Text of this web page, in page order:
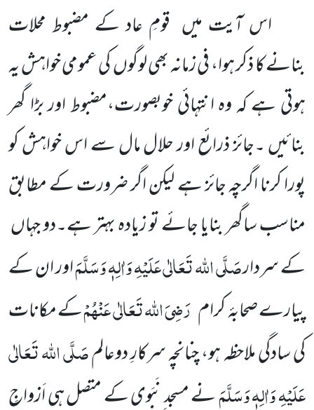
اس آیت میں قومِ عاد کے مضبوط محلات
بنانے کا ذکر ہوا، فی زمانہ بھی لوگوں کی عمومی خواہش یہ
ہوتی ہے کہ وہ انتہائی خوبصورت،مضبوط اور بڑا گھر
بنائیں ۔جائز ذرائع اور حلال مال سے اس خواہش کو
پورا کرنا اگرچہ جائز ہے لیکن اگر ضرورت کے مطابق
مناسب ساگھر بنایا جائے تو زیادہ بہتر ہے۔دو جہاں
کے سردارصَلَّی اللہ تَعَالٰی عَلَیْہِ وَاٰلِہٖ وَسَلَّمَاور ان کے
پیارے صحابۂکرام رَضِیَ اللہ تَعَالٰی عَنْہُمْکے مکانات
کی سادگی ملاحظہ ہو، چنانچہ سرکارِ دوعالمصَلَّی اللہ تَعَالٰی
عَلَیْہِ وَاٰلِہٖ وَسَلَّمَنے مسجد ِنَبَوی کے متصل ہی اَزواجِ